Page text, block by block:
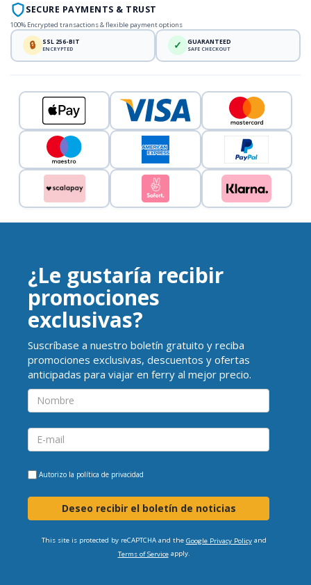
SECURE PAYMENTS & TRUST
100% Encrypted transactions & flexible payment options
🔒 SSL 256-BIT
ENCRYPTED ✓ GUARANTEED
SAFE CHECKOUT
¿Le gustaría recibir
promociones
exclusivas?
Suscríbase a nuestro boletín gratuito y reciba
promociones exclusivas, descuentos y ofertas
anticipadas para viajar en ferry al mejor precio.
Autorizo la política de privacidad
Deseo recibir el boletín de noticias
This site is protected by reCAPTCHA and the Google Privacy Policyand
Terms of Serviceapply.